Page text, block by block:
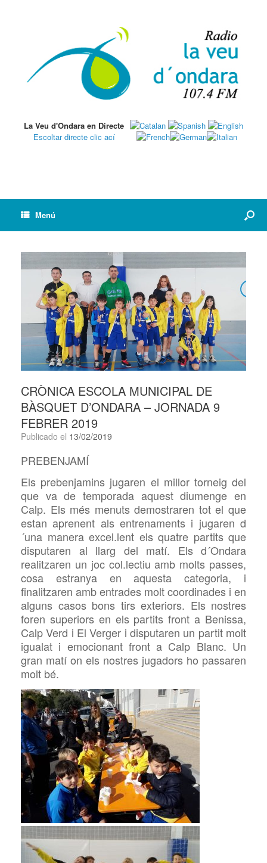
La Veu d'Ondara en Directe
Escoltar directe clic ací
Menú
CRÒNICA ESCOLA MUNICIPAL DE
BÀSQUET D’ONDARA – JORNADA 9
FEBRER 2019
Publicado el 13/02/2019
PREBENJAMÍ
Els prebenjamins jugaren el millor torneig del
que va de temporada aquest diumenge en
Calp. Els més menuts demostraren tot el que
estan aprenent als entrenaments i jugaren d
´una manera excel.lent els quatre partits que
disputaren al llarg del matí. Els d´Ondara
realitzaren un joc col.lectiu amb molts passes,
cosa estranya en aquesta categoria, i
finalitzaren amb entrades molt coordinades i en
alguns casos bons tirs exteriors. Els nostres
foren superiors en els partits front a Benissa,
Calp Verd i El Verger i disputaren un partit molt
igualat i emocionant front a Calp Blanc. Un
gran matí on els nostres jugadors ho passaren
molt bé.